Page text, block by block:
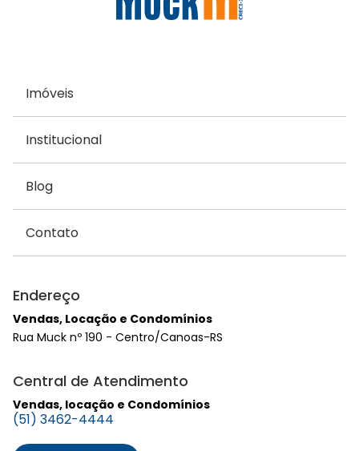
Imóveis
Institucional
Blog
Contato
Endereço
Vendas, Locação e Condomínios
Rua Muck nº 190 - Centro/Canoas-RS
Central de Atendimento
Vendas, locação e Condomínios
(51) 3462-4444